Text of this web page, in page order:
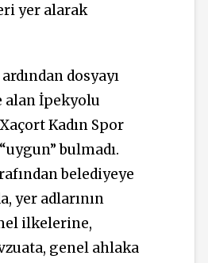
yer alarak
dosyayı
alan İpekyolu
Kadın Spor
bulmadı.
belediyeye
yer adlarının
ilkelerine,
genel ahlaka